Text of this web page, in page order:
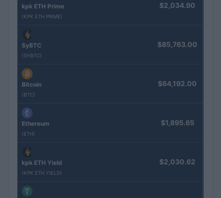
kpk ETH Prime
(KPK ETH PRIME)
$2,034.90
SyBTC
(SYBTC)
$85,763.00
Bitcoin
(BTC)
$64,192.00
Ethereum
(ETH)
$1,895.65
kpk ETH Yield
(KPK ETH YIELD)
$2,030.62